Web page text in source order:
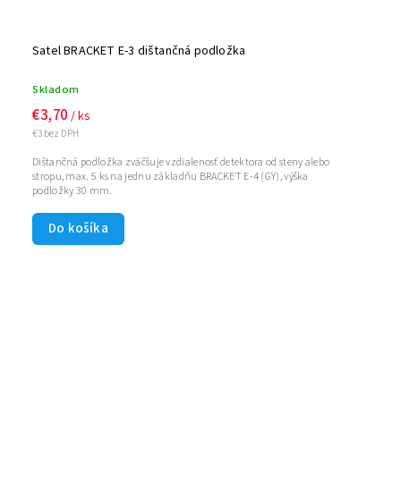
Satel BRACKET E-3 dištančná podložka
Skladom
€3 bez DPH
€3,70 / ks
Do košíka
Dištančná podložka zväčšuje vzdialenosť detektora od steny alebo
stropu, max. 5 ks na jednu základňu BRACKET E-4 (GY), výška
podložky 30 mm.